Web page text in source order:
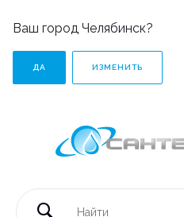
Ваш город Челябинск?
ДА ИЗМЕНИТЬ